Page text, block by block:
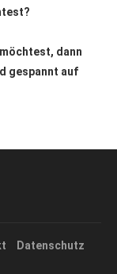
dann
gespannt auf
Datenschutz